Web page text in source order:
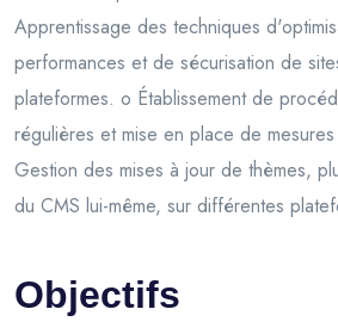
Apprentissage des techniques
performances et de sécurisation de
plateformes. o Établissement de
régulières et mise en place de
Gestion des mises à jour de thèmes,
du CMS lui-même, sur différentes
Objectifs